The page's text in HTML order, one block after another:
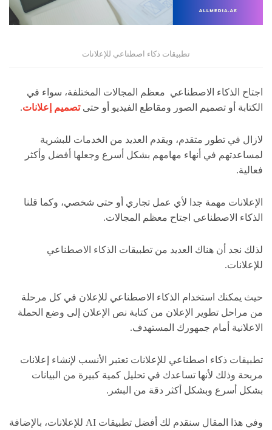
تطبيقات ذكاء اصطناعي للإعلانات
اجتاح الذكاء الاصطناعي معظم المجالات المختلفة، سواء في
الكتابة أو تصميم الصور ومقاطع الفيديو أو حتىتصميم إعلانات.
لازال في تطور متقدم، ويقدم العديد من الخدمات للبشرية
لمساعدتهم في أنهاء مهامهم بشكل أسرع وجعلها أفضل وأكثر
فعالية.
الإعلانات مهمة جدا لأي عمل تجاري أو حتى شخصي، وكما قلنا
الذكاء الاصطناعي اجتاح معظم المجالات.
لذلك نجد أن هناك العديد من تطبيقات الذكاء الاصطناعي
للإعلانات.
حيث يمكنك استخدام الذكاء الاصطناعي للإعلان في كل مرحلة
من مراحل تطوير الإعلان من كتابة نص الإعلان إلى وضع الحملة
الاعلانية أمام جمهورك المستهدف.
تطبيقات ذكاء اصطناعي للإعلانات تعتبر الأنسب لإنشاء إعلانات
مربحة وذلك لأنها تساعدك في تحليل كمية كبيرة من البيانات
بشكل أسرع وبشكل أكثر دقة من البشر.
وفي هذا المقال سنقدم لك أفضل تطبيقات AI للإعلانات، بالإضافة